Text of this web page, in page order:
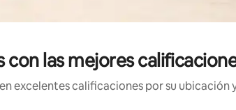
las mejores
excelentes calificaciones por su